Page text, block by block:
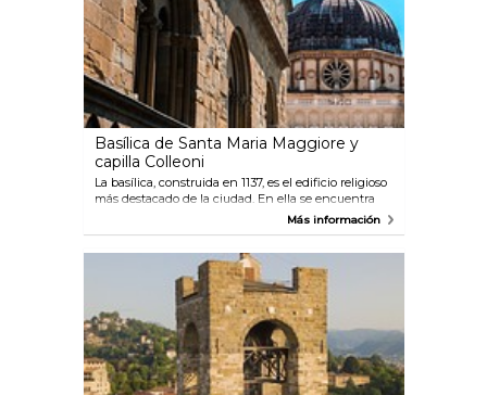
Basílica de Santa Maria Maggiore y
capilla Colleoni
La basílica, construida en 1137, es el edificio religioso
más destacado de la ciudad. En ella se encuentra
también la tumba de Donizetti. La capilla Colleoni es
una obra maestrea del Renacimiento lombardo.
Más información